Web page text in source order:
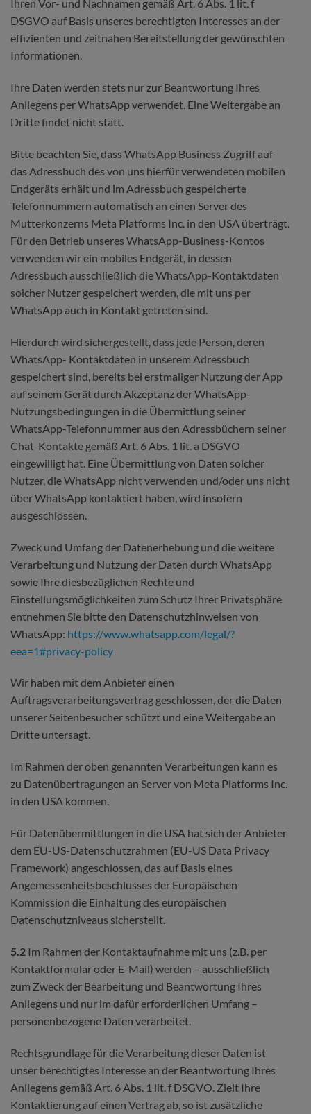
Ihren Vor- und Nachnamen gemäß Art. 6 Abs. 1 lit. f
DSGVO auf Basis unseres berechtigten Interesses an der
effizienten und zeitnahen Bereitstellung der gewünschten
Informationen.
Ihre Daten werden stets nur zur Beantwortung Ihres
Anliegens per WhatsApp verwendet. Eine Weitergabe an
Dritte findet nicht statt.
Bitte beachten Sie, dass WhatsApp Business Zugriff auf
das Adressbuch des von uns hierfür verwendeten mobilen
Endgeräts erhält und im Adressbuch gespeicherte
Telefonnummern automatisch an einen Server des
Mutterkonzerns Meta Platforms Inc. in den USA überträgt.
Für den Betrieb unseres WhatsApp-Business-Kontos
verwenden wir ein mobiles Endgerät, in dessen
Adressbuch ausschließlich die WhatsApp-Kontaktdaten
solcher Nutzer gespeichert werden, die mit uns per
WhatsApp auch in Kontakt getreten sind.
Hierdurch wird sichergestellt, dass jede Person, deren
WhatsApp- Kontaktdaten in unserem Adressbuch
gespeichert sind, bereits bei erstmaliger Nutzung der App
auf seinem Gerät durch Akzeptanz der WhatsApp-
Nutzungsbedingungen in die Übermittlung seiner
WhatsApp-Telefonnummer aus den Adressbüchern seiner
Chat-Kontakte gemäß Art. 6 Abs. 1 lit. a DSGVO
eingewilligt hat. Eine Übermittlung von Daten solcher
Nutzer, die WhatsApp nicht verwenden und/oder uns nicht
über WhatsApp kontaktiert haben, wird insofern
ausgeschlossen.
Zweck und Umfang der Datenerhebung und die weitere
Verarbeitung und Nutzung der Daten durch WhatsApp
sowie Ihre diesbezüglichen Rechte und
Einstellungsmöglichkeiten zum Schutz Ihrer Privatsphäre
entnehmen Sie bitte den Datenschutzhinweisen von
WhatsApp: https://www.whatsapp.com/legal/?
eea=1#privacy-policy
Wir haben mit dem Anbieter einen
Auftragsverarbeitungsvertrag geschlossen, der die Daten
unserer Seitenbesucher schützt und eine Weitergabe an
Dritte untersagt.
Im Rahmen der oben genannten Verarbeitungen kann es
zu Datenübertragungen an Server von Meta Platforms Inc.
in den USA kommen.
Für Datenübermittlungen in die USA hat sich der Anbieter
dem EU-US-Datenschutzrahmen (EU-US Data Privacy
Framework) angeschlossen, das auf Basis eines
Angemessenheitsbeschlusses der Europäischen
Kommission die Einhaltung des europäischen
Datenschutzniveaus sicherstellt.
5.2 Im Rahmen der Kontaktaufnahme mit uns (z.B. per
Kontaktformular oder E-Mail) werden – ausschließlich
zum Zweck der Bearbeitung und Beantwortung Ihres
Anliegens und nur im dafür erforderlichen Umfang –
personenbezogene Daten verarbeitet.
Rechtsgrundlage für die Verarbeitung dieser Daten ist
unser berechtigtes Interesse an der Beantwortung Ihres
Anliegens gemäß Art. 6 Abs. 1 lit. f DSGVO. Zielt Ihre
Kontaktierung auf einen Vertrag ab, so ist zusätzliche